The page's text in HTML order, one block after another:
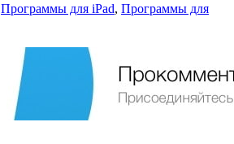
Программы для iPad, Программы для